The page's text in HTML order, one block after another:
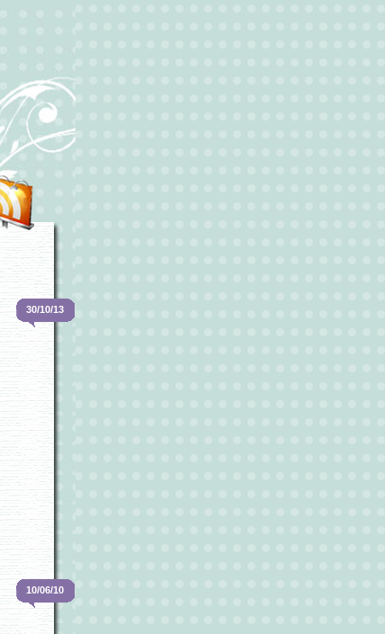
30/10/13
10/06/10